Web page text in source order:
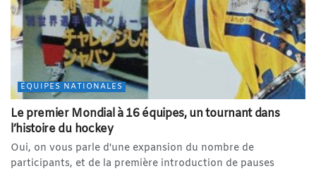
ÉQUIPES NATIONALES
Le premier Mondial à 16 équipes, un tournant dans
l’histoire du hockey
Oui, on vous parle d'une expansion du nombre de
participants, et de la première introduction de pauses